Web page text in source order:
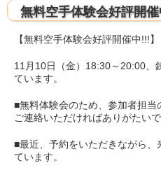
無料空手体験会好評開
【無料空手体験会好評開催中!!!】
11月10日（金）18:30～20:00、
ています。
■無料体験会のため、参加者担
ご連絡いただければありがたい
■最近、予約をいただきながら、
ています。